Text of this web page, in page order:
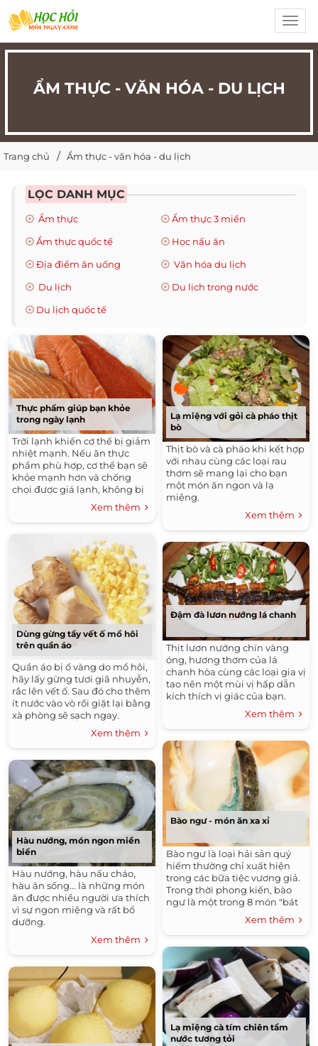
ẨM THỰC - VĂN HÓA - DU LỊCH
Trang chủ Ẩm thực - văn hóa - du lịch
LỌC DANH MỤC
Ẩm thực
Ẩm thực 3 miền
Ẩm thực quốc tế
Học nấu ăn
Địa điểm ăn uống
Văn hóa du lịch
Du lịch
Du lịch trong nước
Du lịch quốc tế
Thực phẩm giúp bạn khỏe
trong ngày lạnh
Trời lạnh khiến cơ thể bị giảm
nhiệt mạnh. Nếu ăn thực
phẩm phù hợp, cơ thể bạn sẽ
khỏe mạnh hơn và chống
chọi được giá lạnh, không bị
Xem thêm
Dùng gừng tẩy vết ố mồ hôi
trên quần áo
Quần áo bị ố vàng do mồ hôi,
hãy lấy gừng tươi giã nhuyễn,
rắc lên vết ố. Sau đó cho thêm
ít nước vào vò rồi giặt lại bằng
xà phòng sẽ sạch ngay.
Xem thêm
Hàu nướng, món ngon miền
biển
Hàu nướng, hàu nấu cháo,
hàu ăn sống... là những món
ăn được nhiều người ưa thích
vì sự ngon miệng và rất bổ
dưỡng.
Xem thêm
Lạ miệng với gỏi cà pháo thịt
bò
Thịt bò và cà pháo khi kết hợp
với nhau cùng các loại rau
thơm sẽ mang lại cho bạn
một món ăn ngon và lạ
miệng.
Xem thêm
Đậm đà lươn nướng lá chanh
Thịt lươn nướng chín vàng
óng, hương thơm của lá
chanh hòa cùng các loại gia vị
tạo nên một mùi vị hấp dẫn
kích thích vị giác của bạn.
Xem thêm
Bào ngư - món ăn xa xỉ
Bào ngư là loại hải sản quý
hiếm thường chỉ xuất hiện
trong các bữa tiệc vương giả.
Trong thời phong kiến, bào
ngư là một trong 8 món "bát
trân" dành riêng cho vua
Xem thêm
Lạ miệng cà tím chiên tẩm
nước tương tỏi